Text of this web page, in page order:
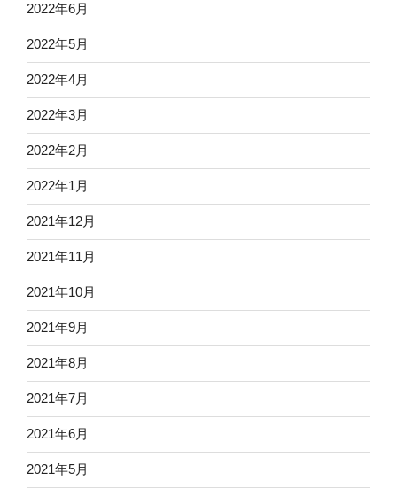
2022年6月
2022年5月
2022年4月
2022年3月
2022年2月
2022年1月
2021年12月
2021年11月
2021年10月
2021年9月
2021年8月
2021年7月
2021年6月
2021年5月